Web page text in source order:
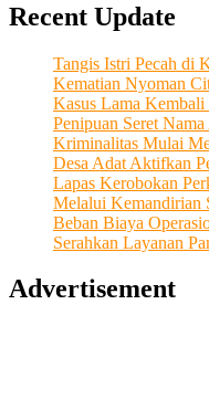
LPD
Desa
Adat
Berawa
Dongkrak
Kesejahteraan
Masyarakat
dan
Infrastruktur
Desa
Recent Update
Tangis Istri Pecah di
Kematian Nyoman
Kasus Lama Kembali
Penipuan Seret
Kriminalitas Mulai
Desa Adat Aktifkan
Lapas Kerobokan
Melalui Kemandirian
Beban Biaya
Serahkan Layanan
Advertisement